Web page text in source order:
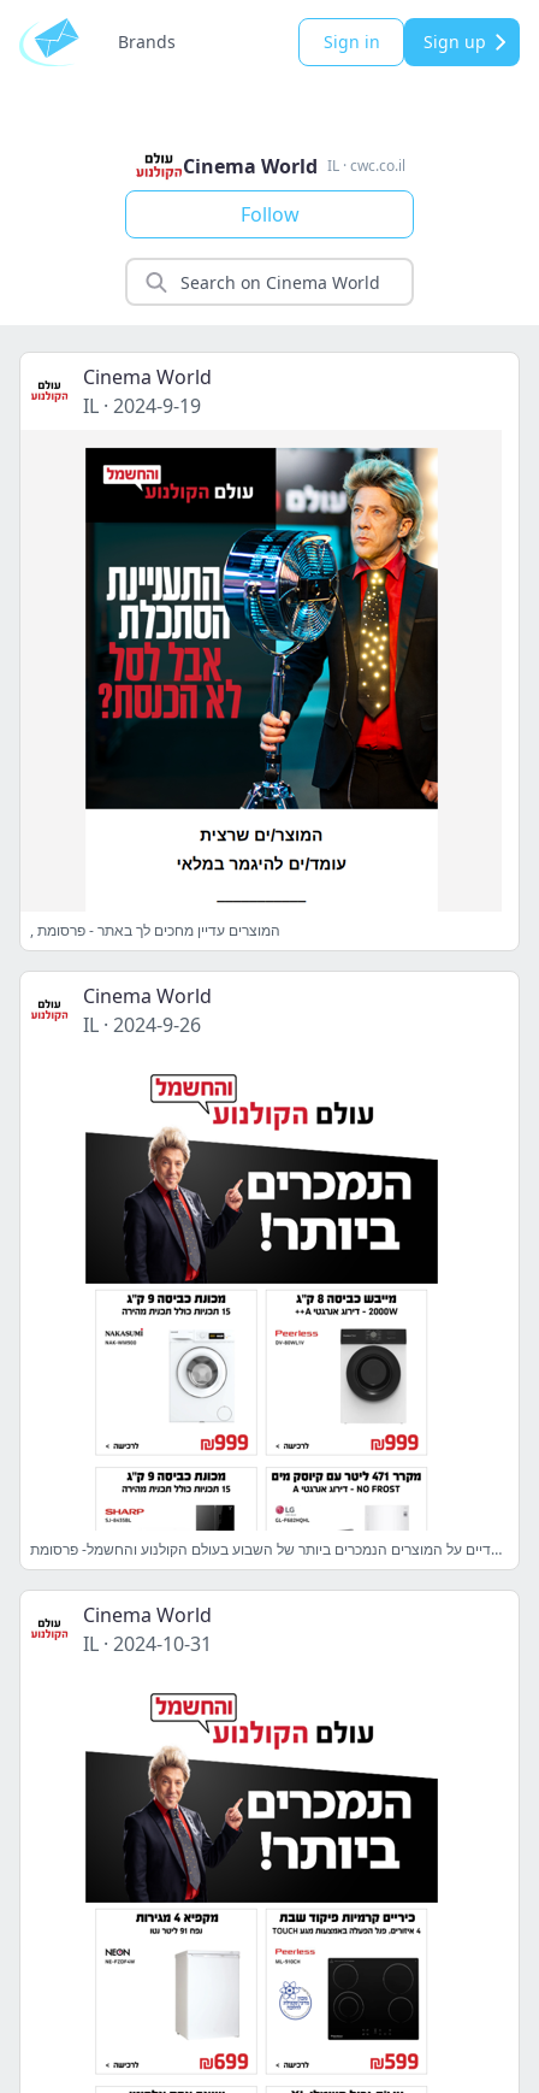
Brands Sign in Sign up
Cinema World IL·cwc.co.il
Follow
Cinema World
IL · 2024-9-19
, המוצרים עדיין מחכים לך באתר - פרסומת
Cinema World
IL · 2024-9-26
בקופונים בלעדיים על המוצרים הנמכרים ביותר של השבוע בעולם הקולנוע והחשמל- פרסומת
Cinema World
IL · 2024-10-31